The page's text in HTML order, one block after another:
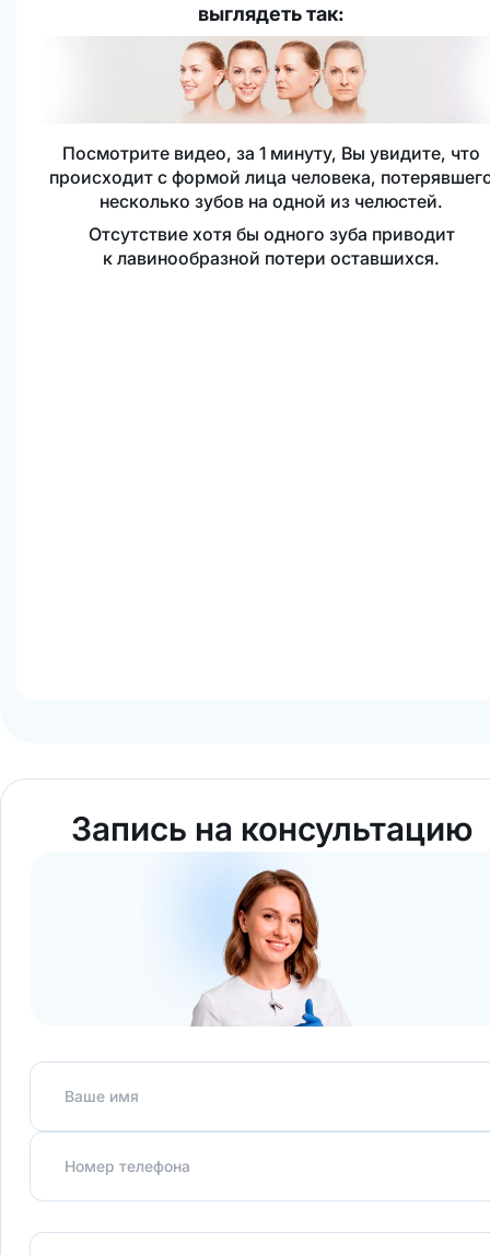
выглядеть так:
Посмотрите видео, за 1 минуту, Вы увидите, что
происходит с формой лица человека,
несколько зубов на одной из челюстей.
Отсутствие хотя бы одного зуба приводит
к лавинообразной потери оставшихся.
Запись на консультацию
Ваше имя
Номер телефона